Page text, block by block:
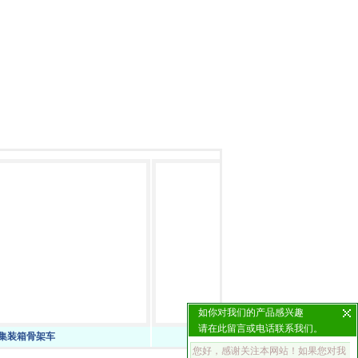
车 17.5米低平板半挂车包上户
如你对我们的产品感兴趣
请在此留言或电话联系我们。